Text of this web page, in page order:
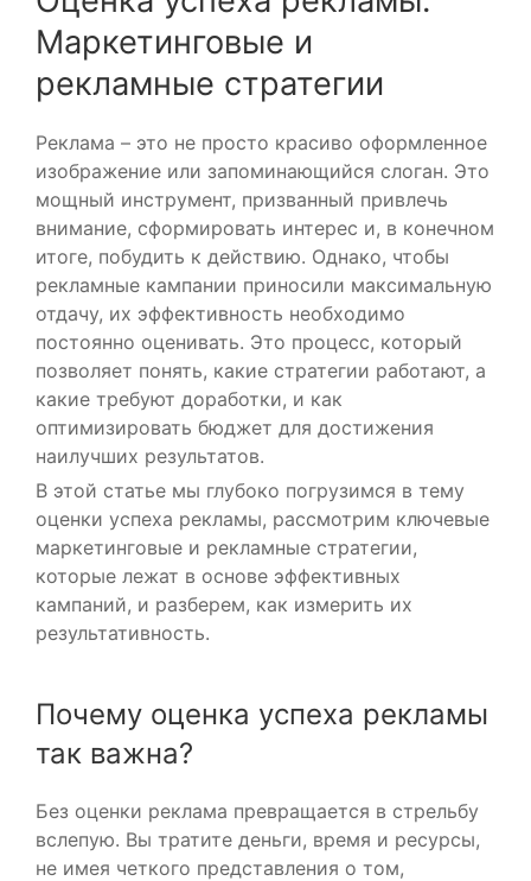
Маркетинговые и
рекламные стратегии
Реклама – это не просто красиво оформленное
изображение или запоминающийся слоган. Это
мощный инструмент, призванный привлечь
внимание, сформировать интерес и, в конечном
итоге, побудить к действию. Однако, чтобы
рекламные кампании приносили максимальную
отдачу, их эффективность необходимо
постоянно оценивать. Это процесс, который
позволяет понять, какие стратегии работают, а
какие требуют доработки, и как
оптимизировать бюджет для достижения
наилучших результатов.
В этой статье мы глубоко погрузимся в тему
оценки успеха рекламы, рассмотрим ключевые
маркетинговые и рекламные стратегии,
которые лежат в основе эффективных
кампаний, и разберем, как измерить их
результативность.
Почему оценка успеха рекламы
так важна?
Без оценки реклама превращается в стрельбу
вслепую. Вы тратите деньги, время и ресурсы,
не имея четкого представления о том,